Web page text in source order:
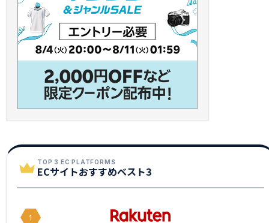
TOP 3 EC PLATFORMS
ECサイトおすすめベスト3
1